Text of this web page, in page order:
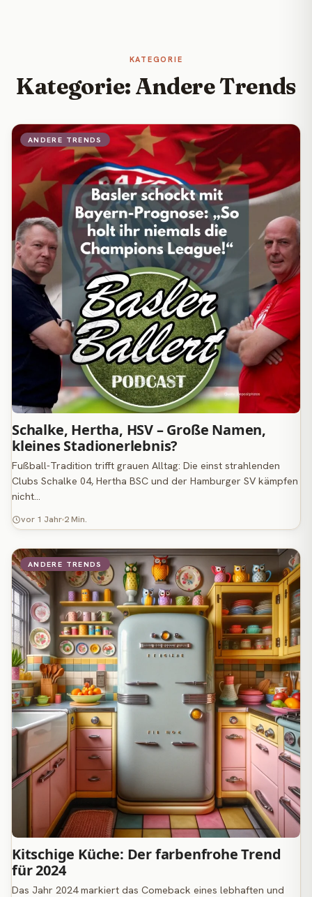
KATEGORIE
Kategorie: Andere Trends
ANDERE TRENDS
Schalke, Hertha, HSV – Große Namen,
kleines Stadionerlebnis?
Fußball-Tradition trifft grauen Alltag: Die einst strahlenden
Clubs Schalke 04, Hertha BSC und der Hamburger SV kämpfen
nicht…
vor 1 Jahr 2 Min.
ANDERE TRENDS
Kitschige Küche: Der farbenfrohe Trend
für 2024
Das Jahr 2024 markiert das Comeback eines lebhaften und